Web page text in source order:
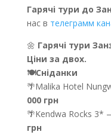
Гарячі тури до
нас в телеграмм
🌼 Гарячі тури
Ціни за двох.
🍽Сніданки
🌴Malika Hotel
000 грн
🌴Kendwa Rocks 3*
грн